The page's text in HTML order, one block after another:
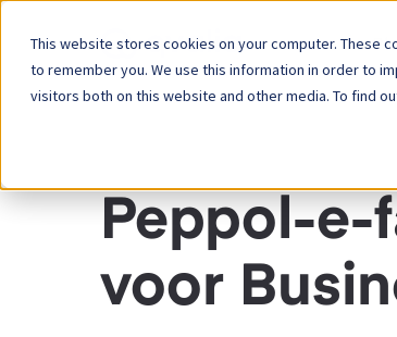
This website stores cookies on your computer. These
to remember you. We use this information in order to
visitors both on this website and other media. To find
Peppol-e-
voor